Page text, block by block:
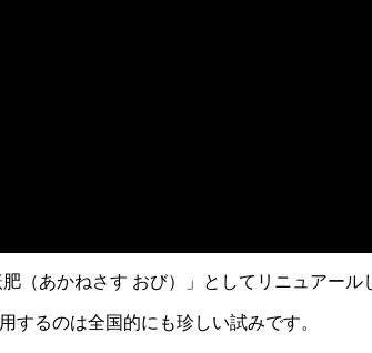
あかねさす おび）」としてリニュアール
るのは全国的にも珍しい試みです。